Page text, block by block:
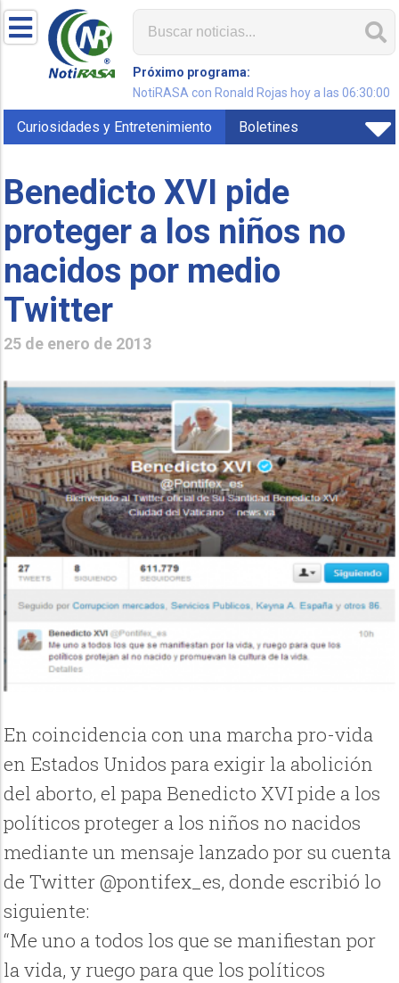
Próximo programa:
NotiRASA con Ronald Rojas hoy a las 06:30:00
Curiosidades y Entretenimiento Boletines
Benedicto XVI pide
proteger a los niños no
nacidos por medio
Twitter
25 de enero de 2013
En coincidencia con una marcha pro-vida
en Estados Unidos para exigir la abolición
del aborto, el papa Benedicto XVI pide a los
políticos proteger a los niños no nacidos
mediante un mensaje lanzado por su cuenta
de Twitter @pontifex_es, donde escribió lo
siguiente:
“Me uno a todos los que se manifiestan por
la vida, y ruego para que los políticos